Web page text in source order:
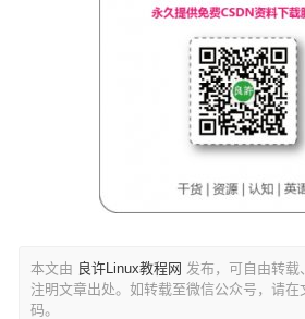
本文由 良许Linux教程网 发布，可自由转载
注明文章出处。如转载至微信公众号，请
码。